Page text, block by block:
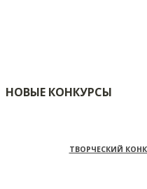
НОВЫЕ КОНКУРСЫ
ТВОРЧЕСКИЙ